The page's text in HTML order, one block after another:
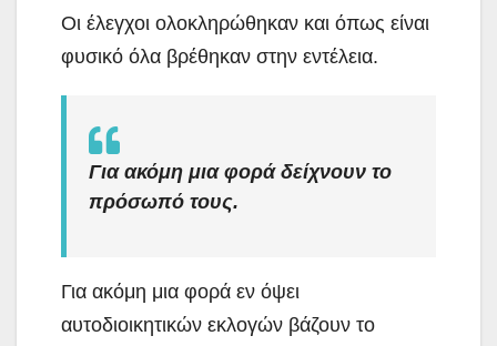
Οι έλεγχοι ολοκληρώθηκαν και όπως είναι
φυσικό όλα βρέθηκαν στην εντέλεια.
Για ακόμη μια φορά δείχνουν το
πρόσωπό τους.
Για ακόμη μια φορά εν όψει
αυτοδιοικητικών εκλογών βάζουν το